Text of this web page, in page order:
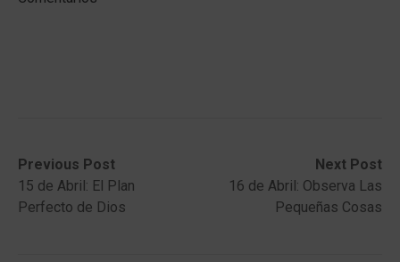
Post
navigation
Previous Post
Previous
post:15 de Abril: El Plan
Perfecto de Dios
Next Post
Next
post:
16 de Abril: Observa Las
Pequeñas Cosas